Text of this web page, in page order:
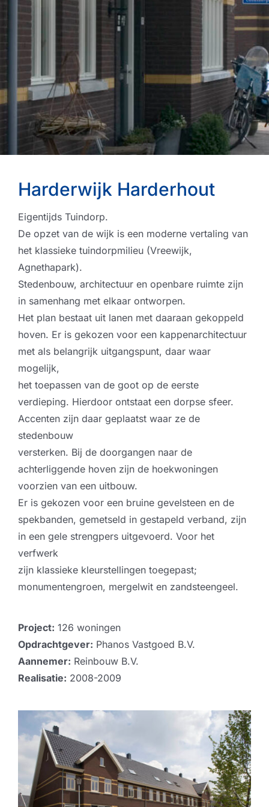
Harderwijk Harderhout
Eigentijds Tuindorp.
De opzet van de wijk is een moderne vertaling van
het klassieke tuindorpmilieu (Vreewijk,
Agnethapark).
Stedenbouw, architectuur en openbare ruimte zijn
in samenhang met elkaar ontworpen.
Het plan bestaat uit lanen met daaraan gekoppeld
hoven. Er is gekozen voor een kappenarchitectuur
met als belangrijk uitgangspunt, daar waar
mogelijk,
het toepassen van de goot op de eerste
verdieping. Hierdoor ontstaat een dorpse sfeer.
Accenten zijn daar geplaatst waar ze de
stedenbouw
versterken. Bij de doorgangen naar de
achterliggende hoven zijn de hoekwoningen
voorzien van een uitbouw.
Er is gekozen voor een bruine gevelsteen en de
spekbanden, gemetseld in gestapeld verband, zijn
in een gele strengpers uitgevoerd. Voor het
verfwerk
zijn klassieke kleurstellingen toegepast;
monumentengroen, mergelwit en zandsteengeel.
Project: 126 woningen
Opdrachtgever: Phanos Vastgoed B.V.
Aannemer: Reinbouw B.V.
Realisatie: 2008-2009